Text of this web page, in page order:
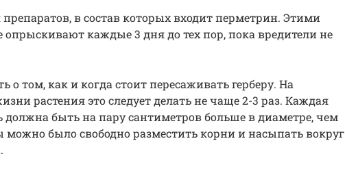
в состав которых входит перметрин. Этими
опрыскивают каждые 3 дня до тех пор, пока вредители не
о том, как и когда стоит пересаживать герберу. На
растения это следует делать не чаще 2-3 раз. Каждая
должна быть на пару сантиметров больше в диаметре, чем
было свободно разместить корни и насыпать вокруг